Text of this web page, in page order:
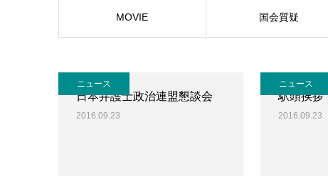
MOVIE 国会質疑
ニュース
日本弁護士政治連盟懇談会
2016.09.23
ニュース
駅頭挨拶
2016.09.23